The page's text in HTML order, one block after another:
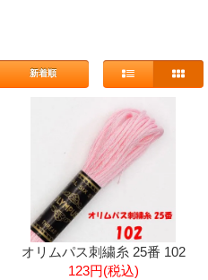
新着順
オリムパス刺繍糸 25番 102
123円(税込)